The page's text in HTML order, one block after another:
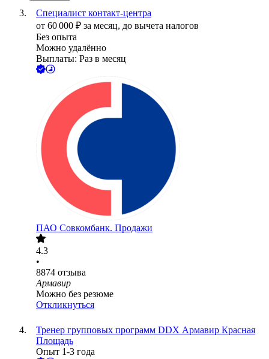
Специалист контакт-центра
от 60 000 ₽ за месяц, до вычета налогов
Без опыта
Можно удалённо
Выплаты: Раз в месяц
ПАО Совкомбанк. Продажи
4.3
•
8874 отзыва
Армавир
Можно без резюме
Откликнуться
Тренер групповых программ DDX Армавир Красная
Площадь
Опыт 1-3 года